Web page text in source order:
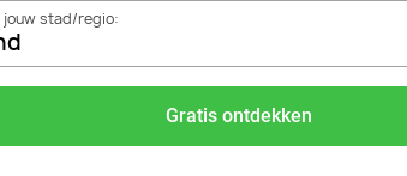
jouw stad/regio:
Gratis ontdekken
het aanbod van alle lokale deals. Jij vindt
de hoek.
een goede deal in het stadscentrum. Ook